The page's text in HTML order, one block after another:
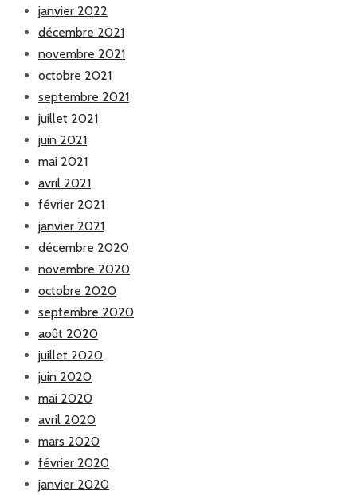
janvier 2022
décembre 2021
novembre 2021
octobre 2021
septembre 2021
juillet 2021
juin 2021
mai 2021
avril 2021
février 2021
janvier 2021
décembre 2020
novembre 2020
octobre 2020
septembre 2020
août 2020
juillet 2020
juin 2020
mai 2020
avril 2020
mars 2020
février 2020
janvier 2020